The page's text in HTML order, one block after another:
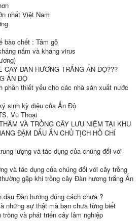
nhất Việt Nam
bào chết : Tâm gỗ
nấm và kháng virus
CÂY ĐÀN HƯƠNG TRẮNG ẤN ĐỘ???
ẤN ĐỘ
phần thiết yếu cho các nhà sản xuất nước
sinh kỳ diệu của Ấn Độ
Vũ Thoại
VÀ TRỒNG CÂY LƯU NIỆM TẠI KHU
ĐẬM DẤU ẤN CHỦ TỊCH HỒ CHÍ
lượng và tác dụng của chúng đối với
và tác dụng của chúng đối với cây trồng
gặp khi trồng cây Đàn hương trắng Ấn
dầu Đàn hương đúng cách chưa ?
những sự thật mà bạn chưa từng biết
và phát triển cây lâm nghiệp